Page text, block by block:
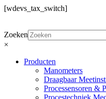
[wdevs_tax_switch]
Zoeken
×
Producten
Manometers
Draagbaar
Processensoren &
Procestechniek